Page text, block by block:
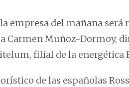
empresa del mañana será
Carmen Muñoz-Dormoy,
filial de la energética
de las españolas